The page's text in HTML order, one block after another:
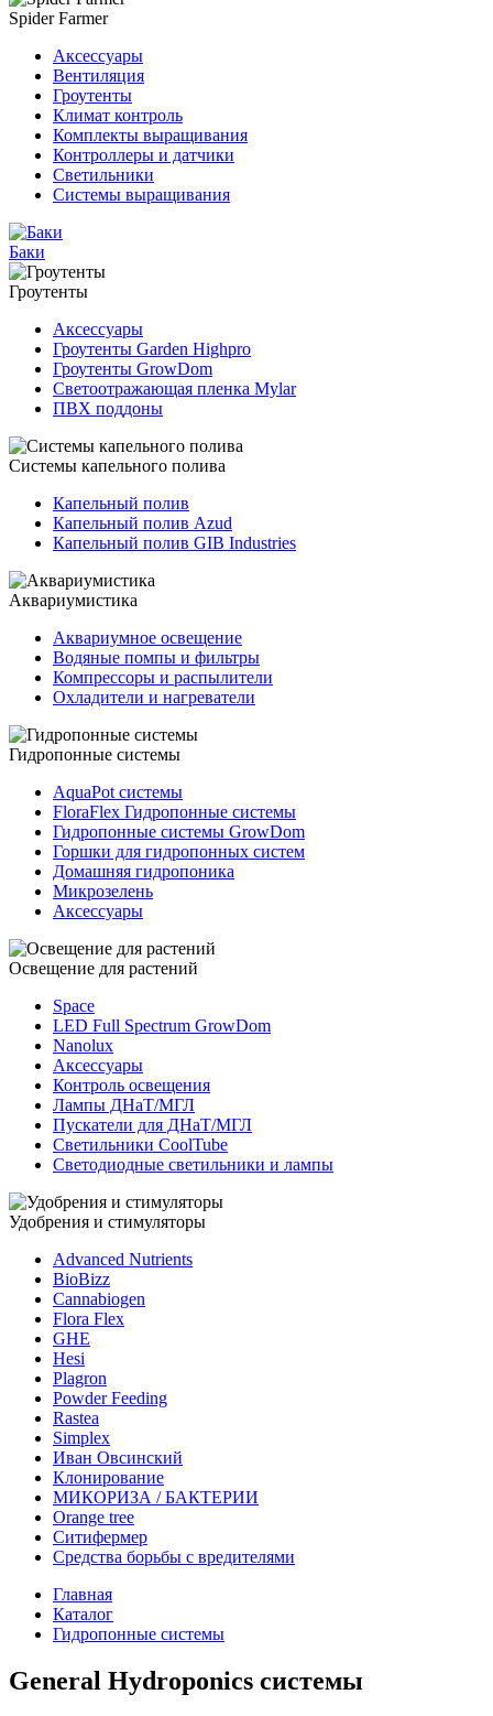
Spider Farmer
Аксессуары
Вентиляция
Гроутенты
Климат контроль
Комплекты выращивания
Контроллеры и датчики
Светильники
Системы выращивания
Баки
Гроутенты
Аксессуары
Гроутенты Garden Highpro
Гроутенты GrowDom
Светоотражающая пленка Mylar
ПВХ поддоны
Системы капельного полива
Капельный полив
Капельный полив Azud
Капельный полив GIB Industries
Аквариумистика
Аквариумное освещение
Водяные помпы и фильтры
Компрессоры и распылители
Охладители и нагреватели
Гидропонные системы
AquaPot системы
FloraFlex Гидропонные системы
Гидропонные системы GrowDom
Горшки для гидропонных систем
Домашняя гидропоника
Микрозелень
Аксессуары
Освещение для растений
Space
LED Full Spectrum GrowDom
Nanolux
Аксессуары
Контроль освещения
Лампы ДНаТ/МГЛ
Пускатели для ДНаТ/МГЛ
Светильники CoolTube
Светодиодные светильники и лампы
Удобрения и стимуляторы
Advanced Nutrients
BioBizz
Cannabiogen
Flora Flex
GHE
Hesi
Plagron
Powder Feeding
Rastea
Simplex
Иван Овсинский
Клонирование
МИКОРИЗА / БАКТЕРИИ
Оrange tree
Ситифермер
Средства борьбы с вредителями
Главная
Каталог
Гидропонные системы
General Hydroponics системы